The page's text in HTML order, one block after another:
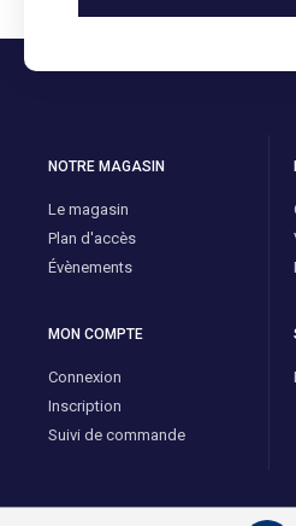
NOTRE MAGASIN
Le magasin
Plan d'accès
Évènements
MON COMPTE
Connexion
Inscription
Suivi de commande